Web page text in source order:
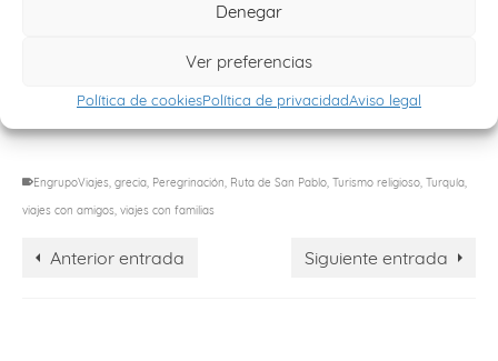
Denegar
Ver preferencias
Política de cookiesPolítica de privacidadAviso legal
cultural e histórico y que te ayuden a profundizar en tu
EngrupoViajes, grecia, Peregrinación, Ruta de San Pablo, Turismo religioso, Turquía,
viajes con amigos, viajes con familias
Anterior entrada Siguiente entrada